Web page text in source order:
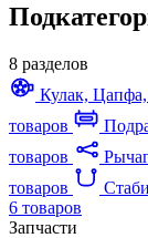
8 разделов
Кулак,
товаров
товаров
товаров
6 товаров
Запчасти